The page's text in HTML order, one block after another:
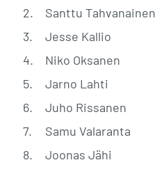
2.
Santtu Tahvanainen
3.
Jesse Kallio
4.
Niko Oksanen
5.
Jarno Lahti
6.
Juho Rissanen
7.
Samu Valaranta
8.
Joonas Jähi